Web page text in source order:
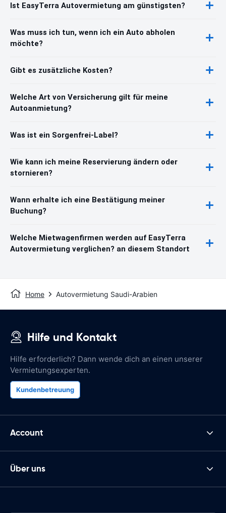
Ist EasyTerra Autovermietung am günstigsten?
Was muss ich tun, wenn ich ein Auto abholen
möchte?
Gibt es zusätzliche Kosten?
Welche Art von Versicherung gilt für meine
Autoanmietung?
Was ist ein Sorgenfrei-Label?
Wie kann ich meine Reservierung ändern oder
stornieren?
Wann erhalte ich eine Bestätigung meiner
Buchung?
Welche Mietwagenfirmen werden auf EasyTerra
Autovermietung verglichen? an diesem Standort
Home Autovermietung Saudi-Arabien
Hilfe und Kontakt
Hilfe erforderlich? Dann wende dich an einen unserer
Vermietungsexperten.
Kundenbetreuung
Account
Über uns